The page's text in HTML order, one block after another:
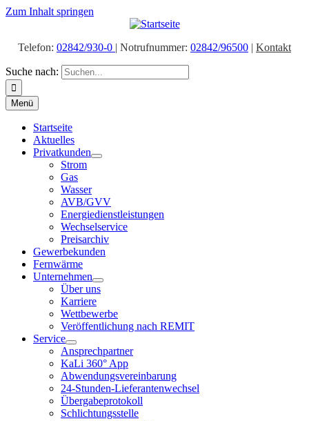
Zum Inhalt springen
Telefon: 02842/930-0 | Notrufnummer: 02842/96500 | Kontakt
Suche nach:
Menü
Startseite
Aktuelles
Privatkunden
Strom
Gas
Wasser
AVB/GVV
Energiedienstleistungen
Wechselservice
Preisarchiv
Gewerbekunden
Fernwärme
Unternehmen
Über uns
Karriere
Wettbewerbe
Veröffentlichung nach REMIT
Service
Ansprechpartner
KaLi 360° App
Abwendungsvereinbarung
24-Stunden-Lieferantenwechsel
Übergabeprotokoll
Schlichtungsstelle